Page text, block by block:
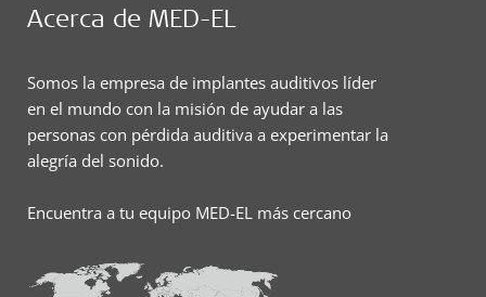
Acerca de MED-EL
Somos la empresa de implantes auditivos líder
en el mundo con la misión de ayudar a las
personas con pérdida auditiva a experimentar la
alegría del sonido.
Encuentra a tu equipo MED-EL más cercano